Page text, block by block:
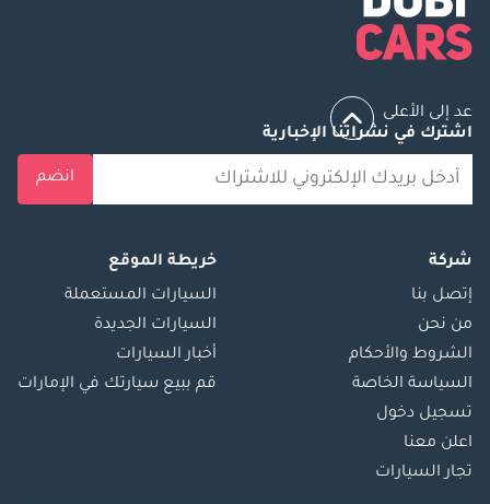
عد إلى الأعلى
اشترك في نشراتنا الإخبارية
انضم
شركة
إتصل بنا
من نحن
الشروط والأحكام
السياسة الخاصة
تسجيل دخول
اعلن معنا
تجار السيارات
خريطة الموقع
السيارات المستعملة
السيارات الجديدة
أخبار السيارات
قم ببيع سيارتك في الإمارات